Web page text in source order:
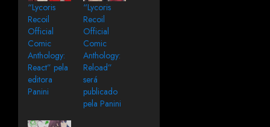
“Lycoris
Recoil
Official
Comic
Anthology:
React” pela
editora
Panini
“Lycoris
Recoil
Official
Comic
Anthology:
Reload”
será
publicado
pela Panini